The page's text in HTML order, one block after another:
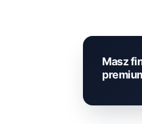
Masz